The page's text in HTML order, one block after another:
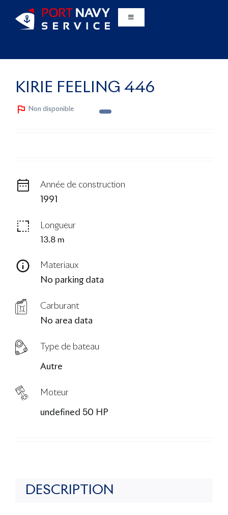
Basculer
Hivernage
Bateaux d’occasion
KIRIE FEELING 446
Non disponible
Année de construction
1991
Longueur
13.8 m
Materiaux
No parking data
Carburant
No area data
Type de bateau
Autre
Moteur
undefined 50 HP
DESCRIPTION